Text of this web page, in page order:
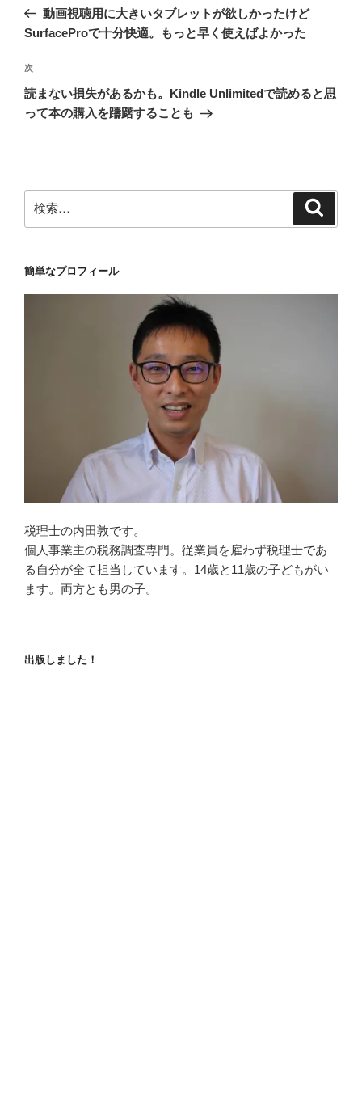
ナ
ゲ
ー
シ
の
投
動画視聴用に大きいタブレットが欲しかったけど
SurfaceProで十分快適。もっと早く使えばよかった
次
の
次
読まない損失があるかも。Kindle Unlimitedで読めると思
って本の購入を躊躇することも
索:
簡単なプロフィール
税理士の内田敦です。
個人事業主の税務調査専門。従業員を雇わず税理士であ
る自分が全て担当しています。14歳と11歳の子どもがい
ます。両方とも男の子。
出版しました！